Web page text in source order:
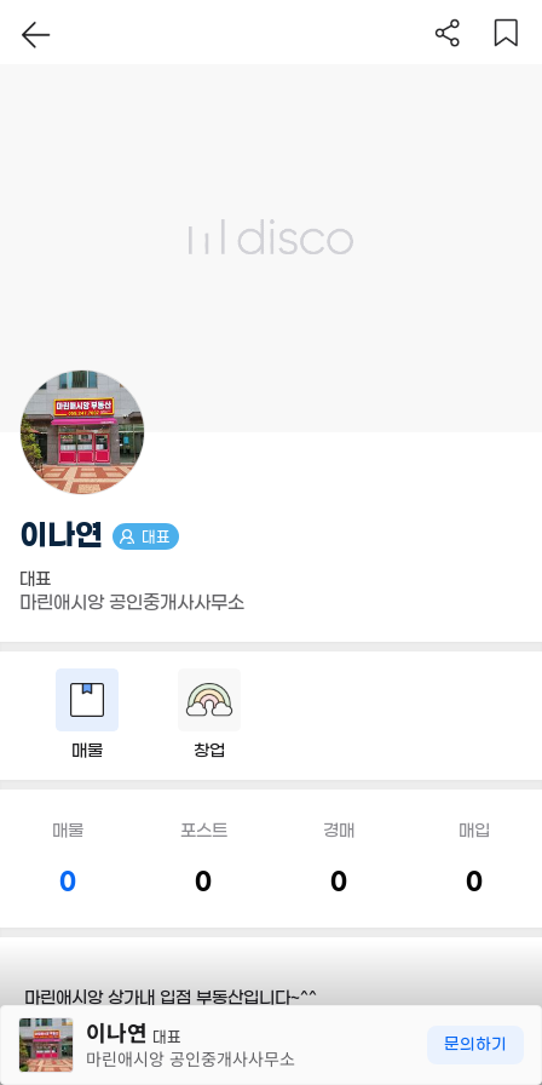
이나연 대표
대표
마린애시앙 공인중개사사무소
매물 창업
매물
0
포스트
0
경매
0
매입
0
마린애시앙 상가내 입점 부동산입니다~^^
담당지역
이나연 대표
마린애시앙 공인중개사사무소
문의하기